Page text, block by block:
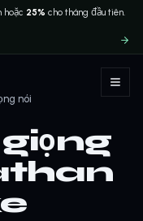
hoặc 25% cho tháng đầu tiên.
nói